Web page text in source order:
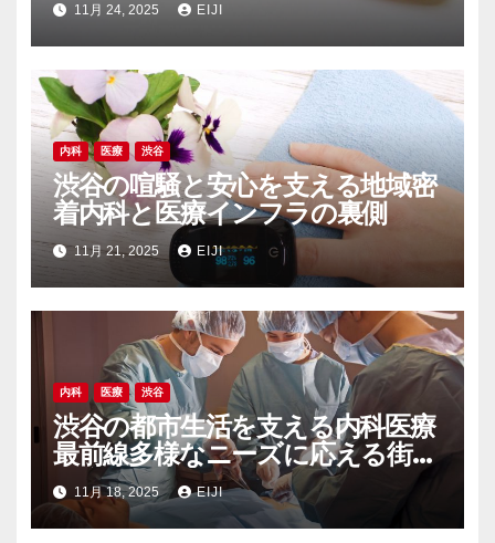
11月 24, 2025 EIJI
内科 医療 渋谷
渋谷の喧騒と安心を支える地域密
着内科と医療インフラの裏側
11月 21, 2025 EIJI
内科 医療 渋谷
渋谷の都市生活を支える内科医療
最前線多様なニーズに応える街の
健康インフラ
11月 18, 2025 EIJI